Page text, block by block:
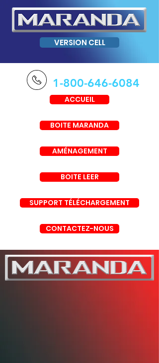
VERSION CELL
1-800-646-6084
ACCUEIL
BOITE MARANDA
AMÉNAGEMENT
BOITE LEER
SUPPORT TÉLÉCHARGEMENT
CONTACTEZ-NOUS